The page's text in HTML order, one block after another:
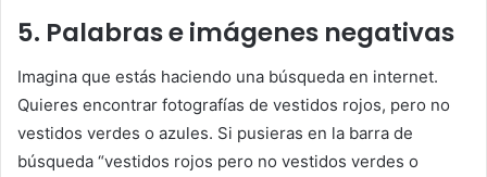
5. Palabras e imágenes negativas
Imagina que estás haciendo una búsqueda en internet.
Quieres encontrar fotografías de vestidos rojos, pero no
vestidos verdes o azules. Si pusieras en la barra de
búsqueda “vestidos rojos pero no vestidos verdes o